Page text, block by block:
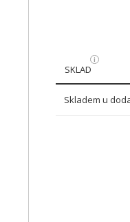
SKLAD
Skladem u